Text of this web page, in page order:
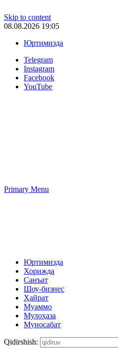
Skip to content
08.08.2026 19:05
Юртимизда
Telegram
Instagram
Facebook
YouTube
Primary Menu
Юртимизда
Хорижда
Санъат
Шоу-бизнес
Ҳайрат
Муаммо
Мулоҳаза
Муносабат
Qidirshish: